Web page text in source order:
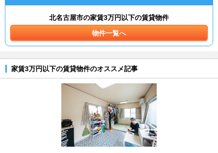
北名古屋市の家賃3万円以下の賃貸物件
物件一覧へ
家賃3万円以下の賃貸物件のオススメ記事